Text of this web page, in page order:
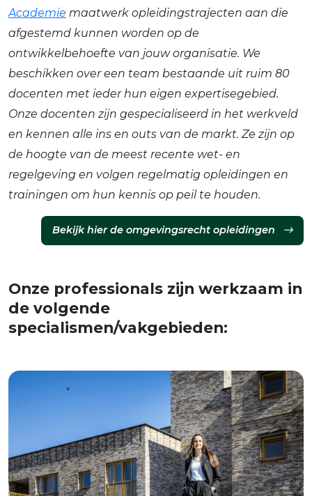
Academie maatwerk opleidingstrajecten aan die
afgestemd kunnen worden op de
ontwikkelbehoefte van jouw organisatie. We
beschikken over een team bestaande uit ruim 80
docenten met ieder hun eigen expertisegebied.
Onze docenten zijn gespecialiseerd in het werkveld
en kennen alle ins en outs van de markt. Ze zijn op
de hoogte van de meest recente wet- en
regelgeving en volgen regelmatig opleidingen en
trainingen om hun kennis op peil te houden.
Bekijk hier de omgevingsrecht opleidingen
Onze professionals zijn werkzaam in
de volgende
specialismen/vakgebieden: